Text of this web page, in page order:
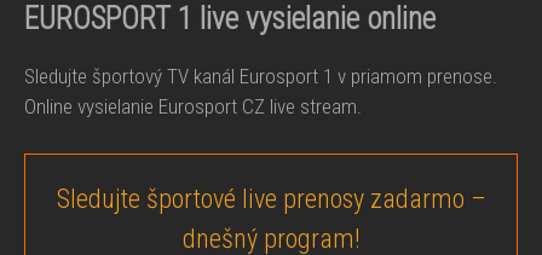
EUROSPORT 1 live vysielanie online
Sledujte športový TV kanál Eurosport 1 v priamom prenose.
Online vysielanie Eurosport CZ live stream.
Sledujte športové live prenosy zadarmo –
dnešný program!